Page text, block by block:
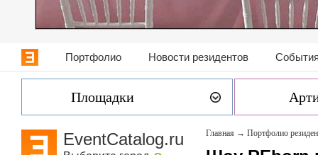
Портфолио Новости резидентов
Площадки
EventCatalog.ru Главная → Портфолио